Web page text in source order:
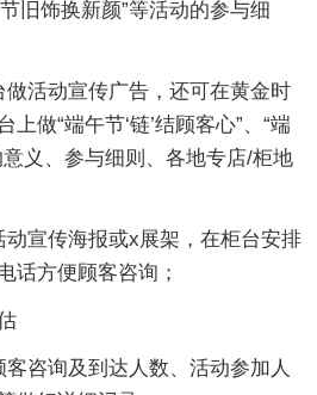
节旧饰换新颜”等活动的参与细
做活动宣传广告，还可在黄金时
做“端午节‘链’结顾客心”、“端
义、参与细则、各地专店/柜地
动宣传海报或x展架，在柜台安排
话方便顾客咨询；
咨询及到达人数、活动参加人